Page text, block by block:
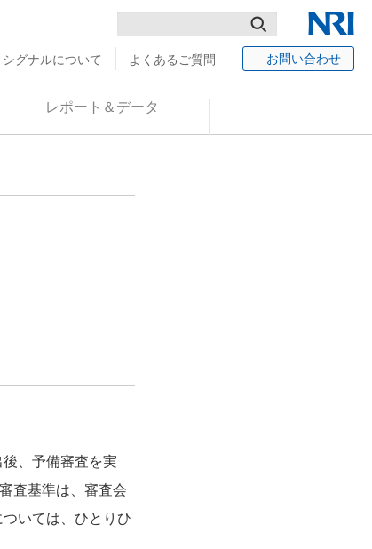
NRI
検
グナルについて よくあるご質問 お問い合わせ
レポート＆データ
、予備審査を実
査基準は、審査会
いては、ひとりひ